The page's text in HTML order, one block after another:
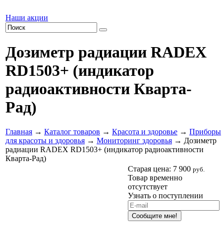
Наши акции
Дозиметр радиации RADEX
RD1503+ (индикатор
радиоактивности Кварта-
Рад)
Главная → Каталог товаров → Красота и здоровье → Приборы
для красоты и здоровья → Мониторинг здоровья → Дозиметр
радиации RADEX RD1503+ (индикатор радиоактивности
Кварта-Рад)
Старая цена: 7 900 руб.
Товар временно
отсутствует
Узнать о поступлении
Сообщите мне!